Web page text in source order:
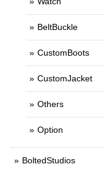
BeltBuckle
CustomBoots
CustomJacket
Others
Option
BoltedStudios